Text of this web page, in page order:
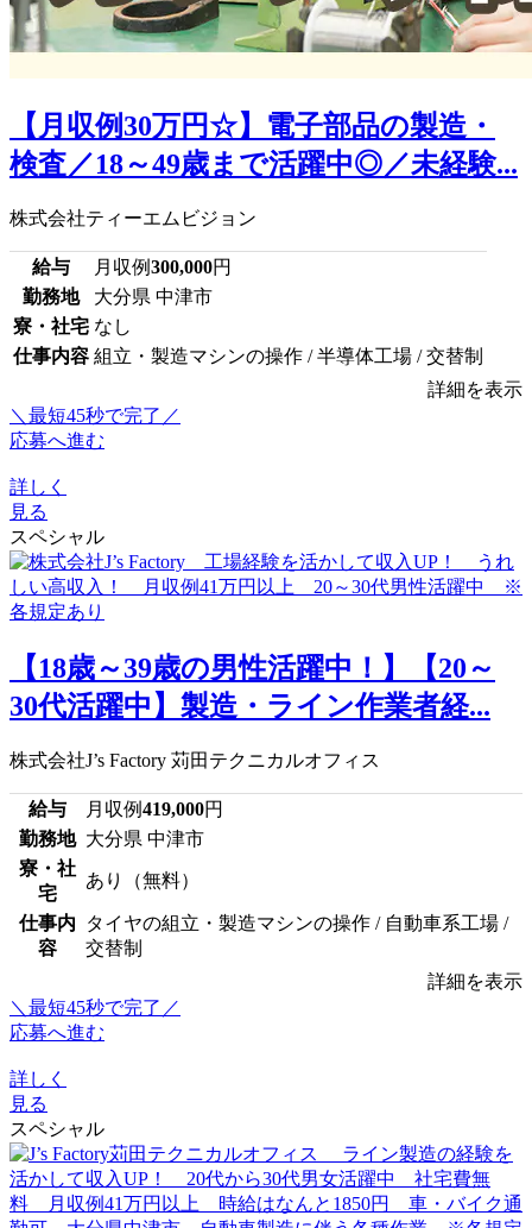
【月収例30万円☆】電子部品の製造・
検査／18～49歳まで活躍中◎／未経験...
株式会社ティーエムビジョン
給与 月収例300,000円
勤務地
大分県 中津市
寮・社宅 なし
仕事内容 組立・製造マシンの操作 / 半導体工場 / 交替制
詳細を表示
＼最短45秒で完了／
応募へ進む
詳しく
見る
スペシャル
【18歳～39歳の男性活躍中！】【20～
30代活躍中】製造・ライン作業者経...
株式会社J’s Factory 苅田テクニカルオフィス
給与 月収例419,000円
勤務地 大分県 中津市
寮・社
宅
あり（無料）
仕事内
容
タイヤの組立・製造マシンの操作 / 自動車系工場 /
交替制
詳細を表示
＼最短45秒で完了／
応募へ進む
詳しく
見る
スペシャル